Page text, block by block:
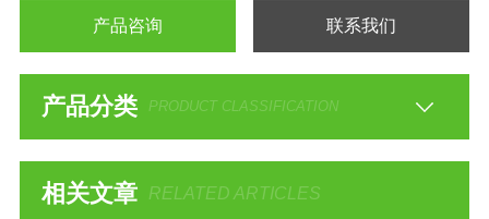
产品咨询 联系我们
产品分类 PRODUCT CLASSIFICATION
相关文章 RELATED ARTICLES